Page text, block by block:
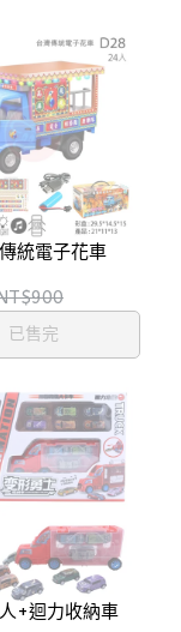
統電子花車
已售完
+迴力收納車